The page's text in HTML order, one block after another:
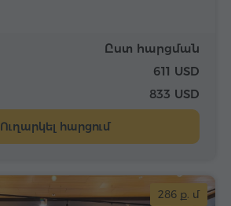
Ըստ հարցման
611 USD
833 USD
Ուղարկել հարցում
286 ք. մ